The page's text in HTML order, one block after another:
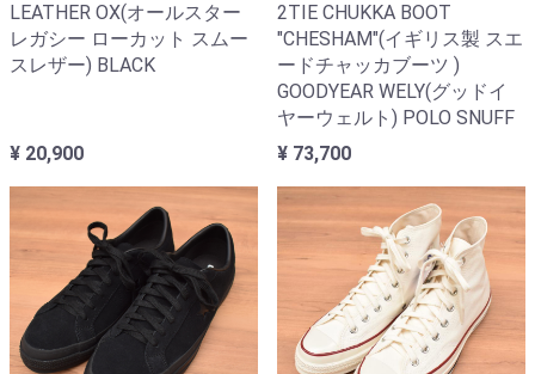
LEATHER OX(オールスター
レガシー ローカット スムー
スレザー) BLACK
¥ 20,900
2TIE CHUKKA BOOT
"CHESHAM"(イギリス製 スエ
ードチャッカブーツ )
GOODYEAR WELY(グッドイ
ヤーウェルト) POLO SNUFF
¥ 73,700